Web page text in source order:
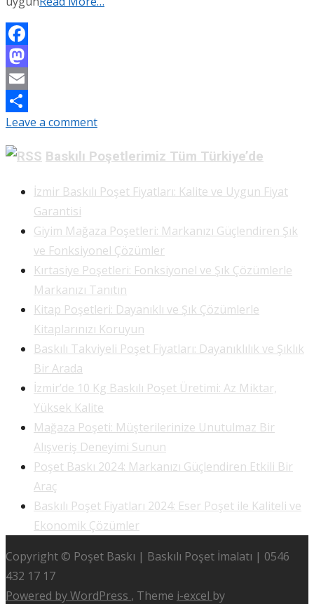
Facebook
Mastodon
Email
Share
Leave a comment
Baskılı Poşetlerimiz Tüm Türkiye’de
İzmir Baskılı Poşet Fiyatları: Kalite ve Uygun Fiyat
Garantisi
Giyim Mağaza Poşetleri: Markanızı Güçlendiren Şık
ve Fonksiyonel Çözümler
Kırtasiye Poşetleri: Fonksiyonel ve Şık Çözümlerle
Markanızı Tanıtın
Kitap Poşetleri: Dayanıklı ve Şık Çözümlerle
Kitaplarınızı Koruyun
Baskılı Takviyeli Poşet Fiyatları: Dayanıklılık ve Şıklık
Bir Arada
İzmir’de 10 Kg Baskılı Poşet Üretimi: Az Miktar,
Yüksek Kalite
Mağaza Poşeti: Müşterilerinize Unutulmaz Bir
Alışveriş Deneyimi Sunun
Poşet Baskı 2024: Markanızı Güçlendiren Etkili Bir
Araç
Baskılı Poşet Fiyatları 2024: Eser Poşet ile Kaliteli ve
Ekonomik Çözümler
Copyright © Poşet Baskı | Baskılı Poşet İmalatı | 0546
432 17 17
Powered by WordPress , Theme i-excel by